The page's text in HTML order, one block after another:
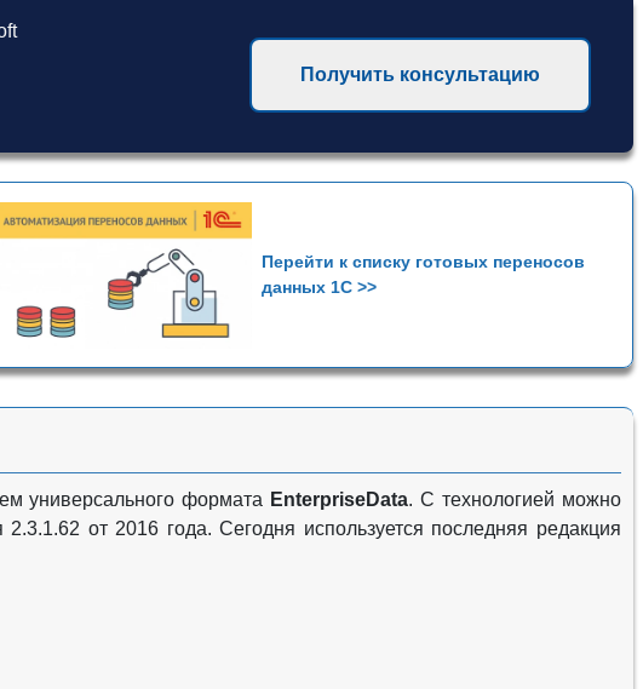
Получить консультацию
Перейти к списку готовых переносов
данных 1С >>
универсального формата EnterpriseData. С технологией можно
2.3.1.62 от 2016 года. Сегодня используется последняя редакция